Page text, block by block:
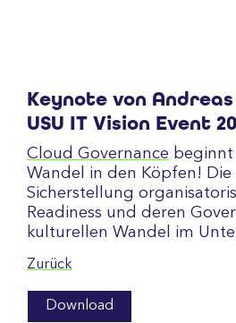
Keynote von
USU IT Vision Event
Cloud Governance beginnt
Wandel in den Köpfen!
Sicherstellung
Readiness und deren
kulturellen Wandel im
Zurück
Download